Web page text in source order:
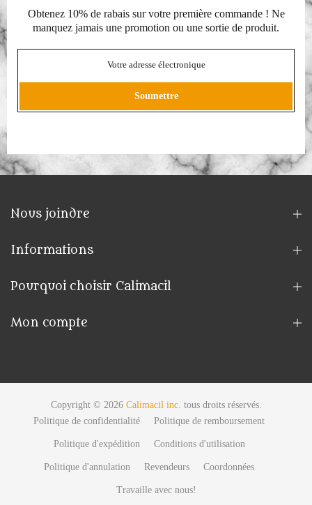
Obtenez 10% de rabais sur votre première commande ! Ne
manquez jamais une promotion ou une sortie de produit.
Soumettre
Nous joindre
Informations
Pourquoi choisir Calimacil
Mon compte
Copyright © 2026 Calimacil inc. tous droits réservés.
Politique de confidentialité
Politique de remboursement
Politique d'expédition Conditions d'utilisation
Politique d'annulation Revendeurs Coordonnées
Travaille avec nous!